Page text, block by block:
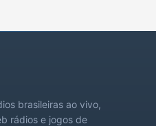
brasileiras ao vivo,
rádios e jogos de